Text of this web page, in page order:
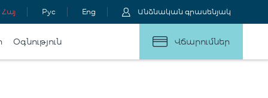
Հայ Рус Eng Անձնական գրասենյակ
Օգնություն Վճարումներ